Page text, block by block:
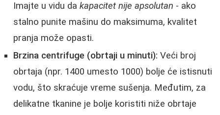
Imajte u vidu da kapacitet nije apsolutan - ako
stalno punite mašinu do maksimuma, kvalitet
pranja može opasti.
Brzina centrifuge (obrtaji u minuti): Veći broj
obrtaja (npr. 1400 umesto 1000) bolje će istisnuti
vodu, što skraćuje vreme sušenja. Međutim, za
delikatne tkanine je bolje koristiti niže obrtaje